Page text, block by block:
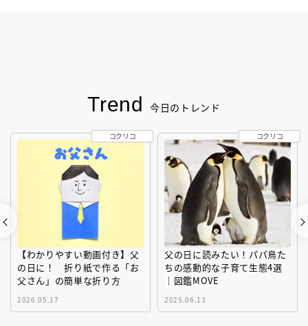
Trend 今日のトレンド
【わかりやすい動画付き】父
の日に！ 折り紙で作る「お
父さん」の簡単な折り方
2026.05.17
コクリコ
父の日に読みたい！パパ鳥た
ちの感動的な子育て生態4選
｜図鑑MOVE
2025.06.13
コクリコ